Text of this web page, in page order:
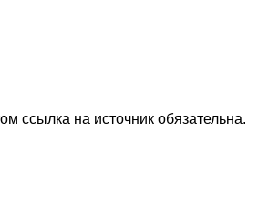
ссылка на источник обязательна.